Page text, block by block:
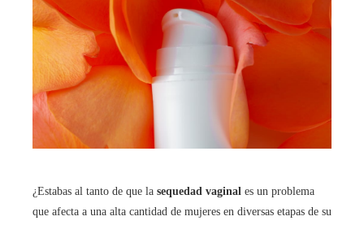
¿Estabas al tanto de que la sequedad vaginal es un problema
que afecta a una alta cantidad de mujeres en diversas etapas de su